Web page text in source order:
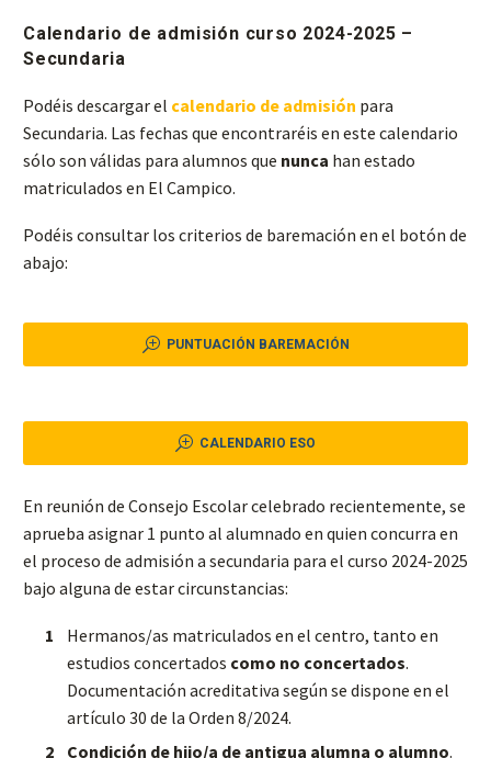
Calendario de admisión curso 2024-2025 –
Secundaria
Podéis descargar el calendario de admisión para
Secundaria. Las fechas que encontraréis en este calendario
sólo son válidas para alumnos que nunca han estado
matriculados en El Campico.
Podéis consultar los criterios de baremación en el botón de
abajo:
T PUNTUACIÓN BAREMACIÓN
T CALENDARIO ESO
En reunión de Consejo Escolar celebrado recientemente, se
aprueba asignar 1 punto al alumnado en quien concurra en
el proceso de admisión a secundaria para el curso 2024-2025
bajo alguna de estar circunstancias:
Hermanos/as matriculados en el centro, tanto en
estudios concertados como no concertados.
Documentación acreditativa según se dispone en el
artículo 30 de la Orden 8/2024.
Condición de hijo/a de antigua alumna o alumno.